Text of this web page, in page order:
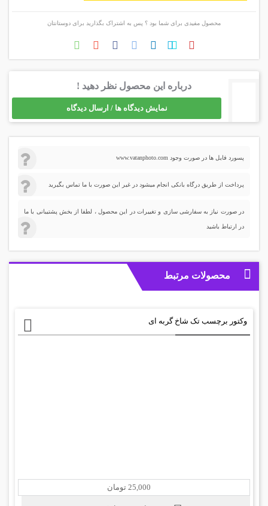
محصول مفیدی برای شما بود ؟ پس به اشتراک بگذارید برای دوستانتان
درباره این محصول نظر دهید !
نمایش دیدگاه ها / ارسال دیدگاه
پسورد فایل ها در صورت وجود www.vatanphoto.com
پرداخت از طریق درگاه بانکی انجام میشود در غیر این صورت با ما تماس بگیرید
در صورت نیاز به سفارشی سازی و تغییرات در این محصول ، لطفا از بخش پشتیبانی با ما
در ارتباط باشید
محصولات مرتبط
وکتور برچسب تک شاخ گربه ای
25,000 تومان